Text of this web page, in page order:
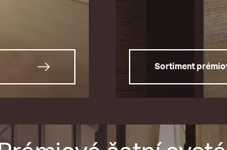
Sortiment